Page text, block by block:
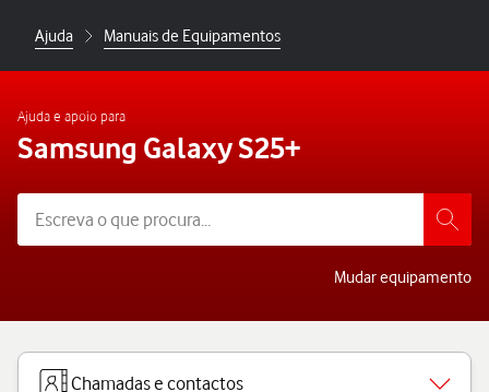
Ajuda Manuais de Equipamentos
Ajuda e apoio para
Samsung Galaxy S25+
Mudar equipamento
Chamadas e contactos